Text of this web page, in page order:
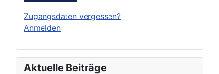
Zugangsdaten vergessen?
Anmelden
Aktuelle Beiträge